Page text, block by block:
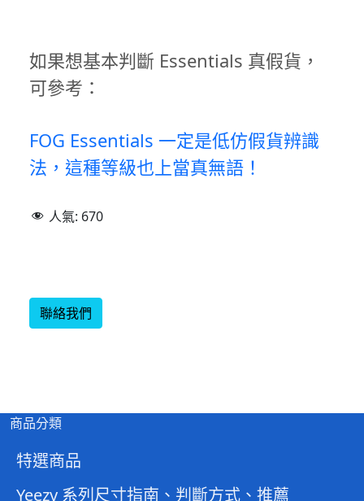
如果想基本判斷 Essentials 真假貨，
可參考：
FOG Essentials 一定是低仿假貨辨識
法，這種等級也上當真無語！
人氣: 670
聯絡我們
商品分類
特選商品
Yeezy 系列尺寸指南、判斷方式、推薦